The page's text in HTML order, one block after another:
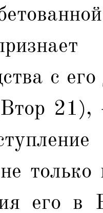
с
только
его в